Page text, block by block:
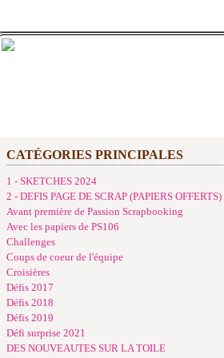
CATÉGORIES PRINCIPALES
1 - SKETCHES 2024
2 - DEFIS PAGE DE SCRAP (PAPIERS OFFERTS)
Avant première de Passion Scrapbooking
Avec les papiers de PS106
Challenges
Coups de coeur de l'équipe
Croisières
Défis 2017
Défis 2018
Défis 2019
Défi surprise 2021
DES NOUVEAUTES SUR LA TOILE